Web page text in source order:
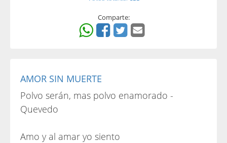
Comparte:
AMOR SIN MUERTE
Polvo serán, mas polvo enamorado -
Quevedo
Amo y al amar yo siento